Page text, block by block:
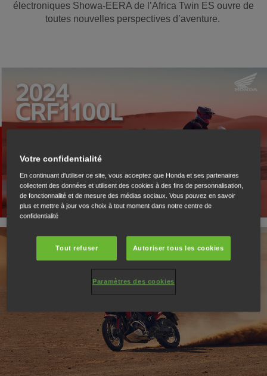
électroniques Showa-EERA de l’Africa Twin ES ouvre de
toutes nouvelles perspectives d’aventure.
Votre confidentialité
En continuant d'utiliser ce site, vous acceptez que Honda et ses partenaires
collectent des données et utilisent des cookies à des fins de personnalisation,
de fonctionnalité et de mesure des médias sociaux. Vous pouvez en savoir
plus et mettre à jour vos choix à tout moment dans notre centre de
confidentialité
Tout refuser Autoriser tous les cookies
Paramètres des cookies